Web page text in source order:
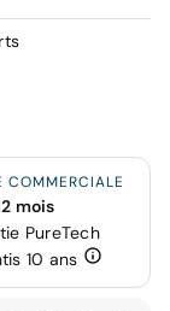
COMMERCIALE
mois
PureTech
10 ans